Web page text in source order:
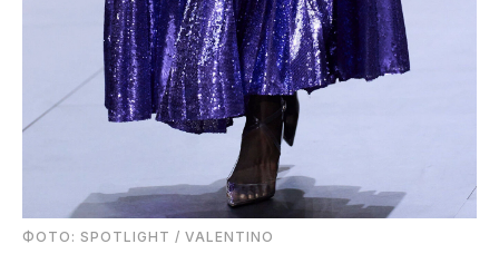
ФОТО: SPOTLIGHT / VALENTINO